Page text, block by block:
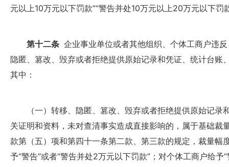
元以上10万元以下罚款”“警告并处10万元以上20万元以下罚
第十二条 企业事业单位或者其他组织、个体工商户违
隐匿、篡改、毁弃或者拒绝提供原始记录和凭证、统计台账
其中：
（一）转移、隐匿、篡改、毁弃或者拒绝提供原始记录
关证明和资料，未对查清事实造成直接影响的，属于基础裁
款第（五）项和第四十一条第二款、第三款的规定，裁量幅
予“警告”或者“警告并处2万元以下罚款”；对个体工商户给